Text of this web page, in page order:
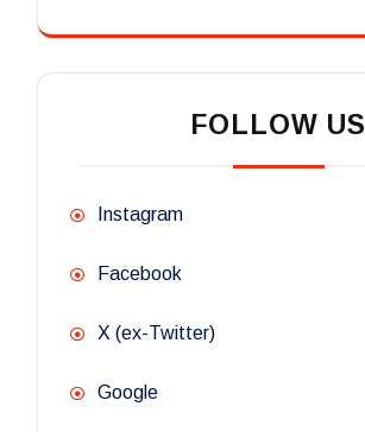
FOLLOW US
Instagram
Facebook
X (ex-Twitter)
Google